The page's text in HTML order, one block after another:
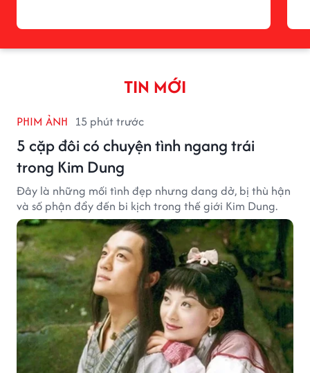
TIN MỚI
PHIM ẢNH 15 phút trước
5 cặp đôi có chuyện tình ngang trái
trong Kim Dung
Đây là những mối tình đẹp nhưng dang dở, bị thù hận
và số phận đẩy đến bi kịch trong thế giới Kim Dung.